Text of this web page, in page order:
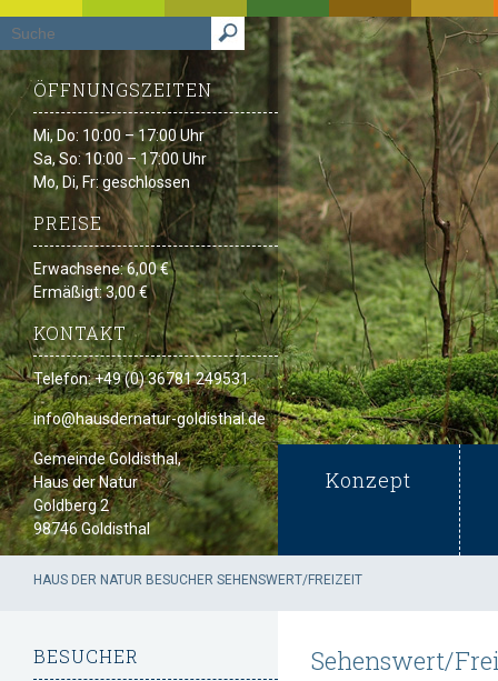
ÖFFNUNGSZEITEN
Mi, Do: 10:00 – 17:00 Uhr
Sa, So: 10:00 – 17:00 Uhr
Mo, Di, Fr: geschlossen
PREISE
Erwachsene: 6,00 €
Ermäßigt: 3,00 €
KONTAKT
Telefon: +49 (0) 36781 249531
info@hausdernatur-goldisthal.de
Gemeinde Goldisthal,
Haus der Natur
Goldberg 2
98746 Goldisthal
Konzept
HAUS DER NATUR BESUCHER SEHENSWERT/FREIZEIT
Sehenswert/
BESUCHER